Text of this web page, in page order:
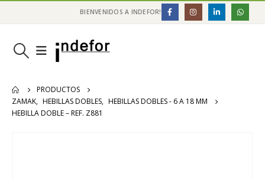
BIENVENIDOS A INDEFOR!
PRODUCTOS
ZAMAK, HEBILLAS DOBLES, HEBILLAS DOBLES - 6 A 18 MM
HEBILLA DOBLE – REF. Z881